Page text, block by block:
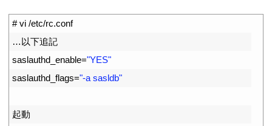
# vi /etc/rc.conf
…以下追記
saslauthd_enable="YES"
saslauthd_flags="-a sasldb"
起動